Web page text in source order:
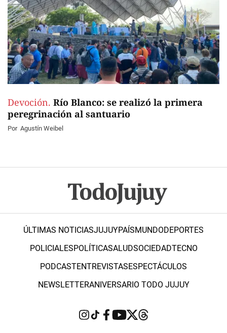
Devoción. Río Blanco: se realizó la primera
peregrinación al santuario
Por Agustín Weibel
ÚLTIMAS NOTICIASJUJUYPAÍSMUNDODEPORTES
POLICIALESPOLÍTICASALUDSOCIEDADTECNO
PODCASTENTREVISTASESPECTÁCULOS
NEWSLETTERANIVERSARIO TODO JUJUY